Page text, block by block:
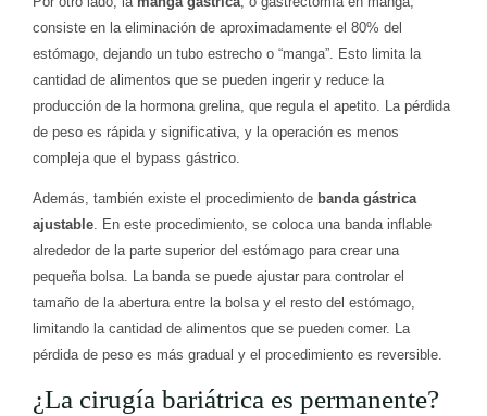
consiste en la eliminación de aproximadamente el 80% del
estómago, dejando un tubo estrecho o “manga”. Esto limita la
cantidad de alimentos que se pueden ingerir y reduce la
producción de la hormona grelina, que regula el apetito. La pérdida
de peso es rápida y significativa, y la operación es menos
compleja que el bypass gástrico.
Además, también existe el procedimiento de banda gástrica
ajustable. En este procedimiento, se coloca una banda inflable
alrededor de la parte superior del estómago para crear una
pequeña bolsa. La banda se puede ajustar para controlar el
tamaño de la abertura entre la bolsa y el resto del estómago,
limitando la cantidad de alimentos que se pueden comer. La
pérdida de peso es más gradual y el procedimiento es reversible.
¿La cirugía bariátrica es permanente?